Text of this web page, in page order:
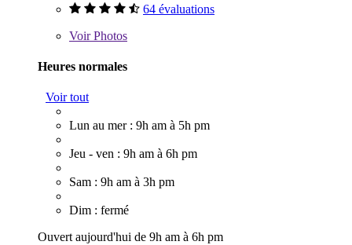
64 évaluations
VoirPhotos
Heures normales
Voir tout
Lun au mer : 9h am à 5h pm
Jeu - ven : 9h am à 6h pm
Sam : 9h am à 3h pm
Dim : fermé
Ouvert aujourd'hui de 9h am à 6h pm